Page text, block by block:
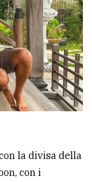
la divisa della
con i